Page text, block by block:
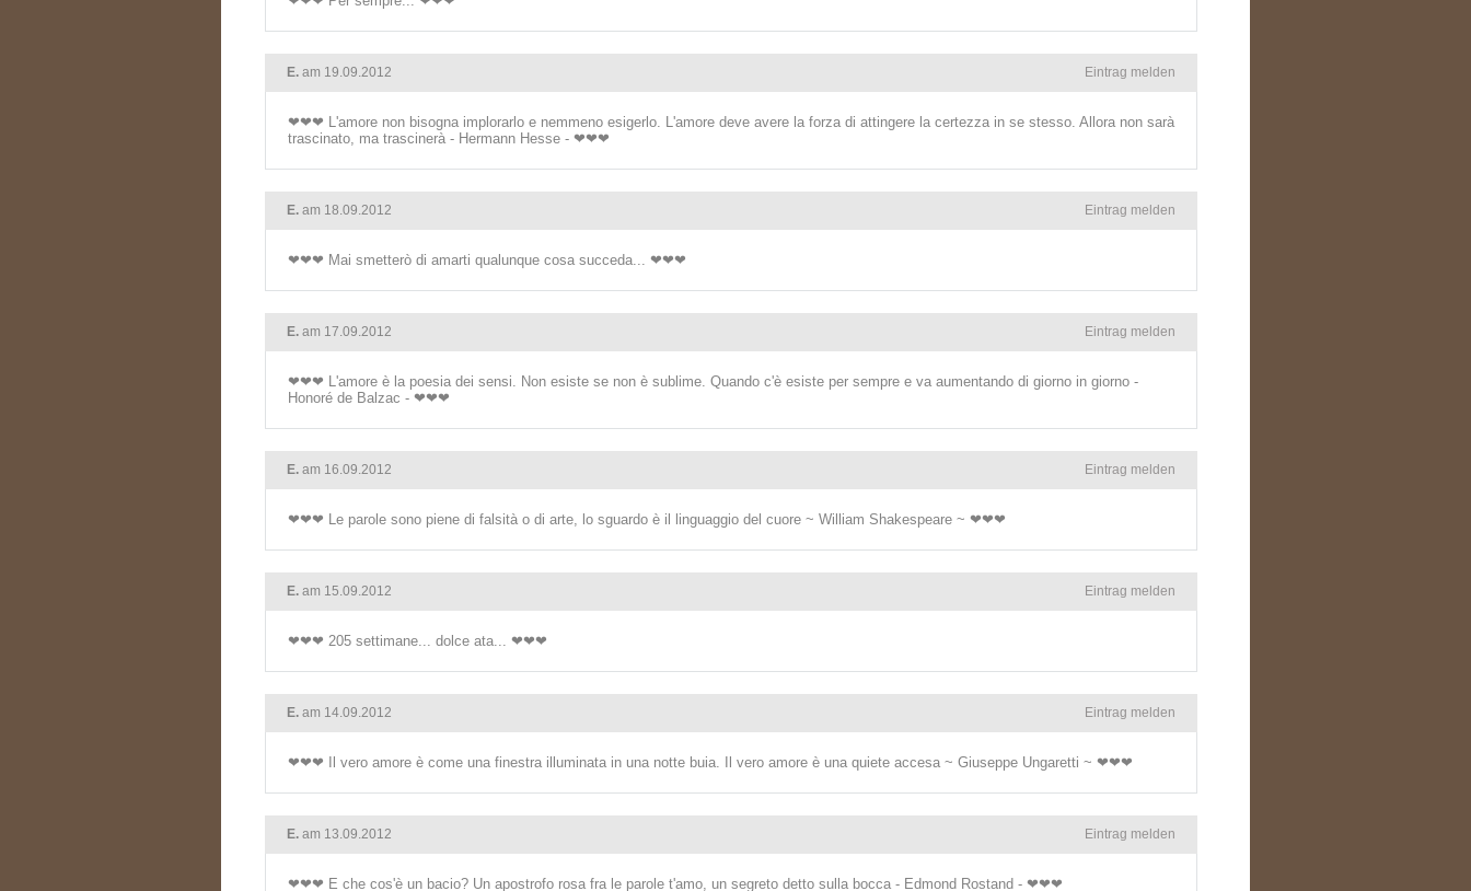
E. am 19.09.2012 Eintrag melden
❤❤❤ L'amore non bisogna implorarlo e nemmeno esigerlo. L'amore deve avere la forza di attingere la certezza in se stesso. Allora non sarà
trascinato, ma trascinerà - Hermann Hesse - ❤❤❤
E. am 18.09.2012 Eintrag melden
❤❤❤ Mai smetterò di amarti qualunque cosa succeda... ❤❤❤
E. am 17.09.2012 Eintrag melden
❤❤❤ L'amore è la poesia dei sensi. Non esiste se non è sublime. Quando c'è esiste per sempre e va aumentando di giorno in giorno -
Honoré de Balzac - ❤❤❤
E. am 16.09.2012 Eintrag melden
❤❤❤ Le parole sono piene di falsità o di arte, lo sguardo è il linguaggio del cuore ~ William Shakespeare ~ ❤❤❤
E. am 15.09.2012 Eintrag melden
❤❤❤ 205 settimane... dolce ata... ❤❤❤
E. am 14.09.2012 Eintrag melden
❤❤❤ Il vero amore è come una finestra illuminata in una notte buia. Il vero amore è una quiete accesa ~ Giuseppe Ungaretti ~ ❤❤❤
E. am 13.09.2012 Eintrag melden
❤❤❤ E che cos'è un bacio? Un apostrofo rosa fra le parole t'amo, un segreto detto sulla bocca - Edmond Rostand - ❤❤❤